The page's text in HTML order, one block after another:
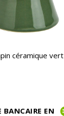
céramique vert
BANCAIRE EN